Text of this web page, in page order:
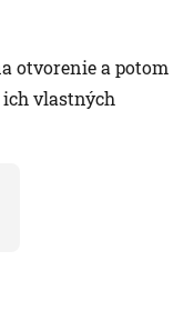
otvorenie a potom
vlastných